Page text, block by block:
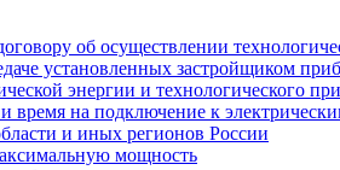
об осуществлении
установленных застройщиком
энергии и технологического
на подключение к
и иных регионов России
мощность